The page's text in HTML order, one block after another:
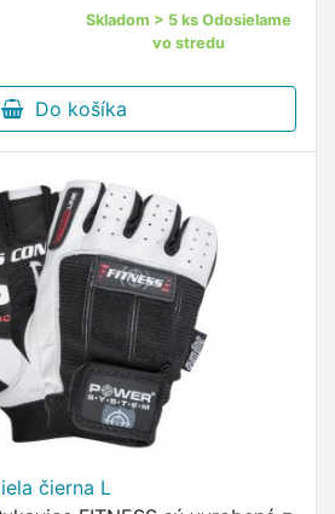
Skladom > 5 ks Odosielame
vo stredu
Do košíka
čierna L